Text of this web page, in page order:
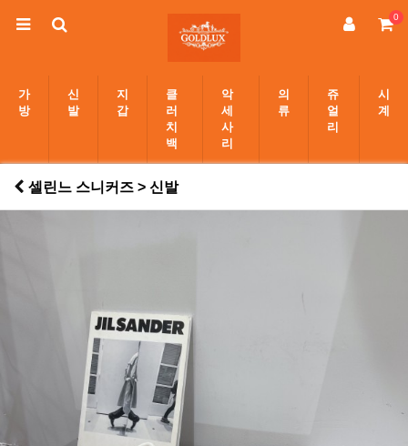
0
가
방
신
발
지
갑
클
러
치
백
악
세
사
리
의
류
쥬
얼
리
시
계
셀린느 스니커즈 > 신발